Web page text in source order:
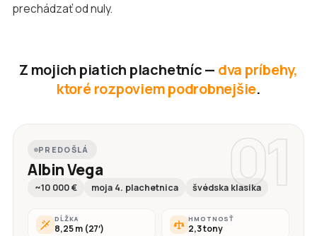
prechádzať od nuly.
Z mojich piatich plachetníc — dva príbehy,
ktoré rozpoviem podrobnejšie.
01
PREDOŠLÁ
Albin Vega
~10 000 € moja 4. plachetnica švédska klasika
DĹŽKA
8,25 m (27′)
HMOTNOSŤ
2,3 tony